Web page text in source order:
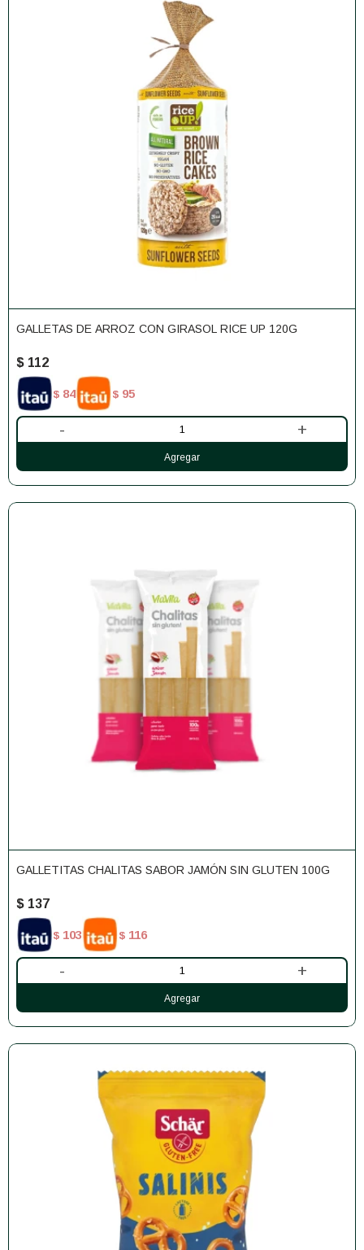
GALLETAS DE ARROZ CON GIRASOL RICE UP 120G
$ 112
$ 84 $ 95
- +
GALLETITAS CHALITAS SABOR JAMÓN SIN GLUTEN 100G
$ 137
$ 103 $ 116
- +